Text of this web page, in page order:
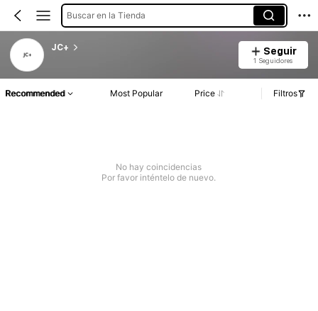
Buscar en la Tienda
JC+ Seguir
1 Seguidores
Recommended Most Popular Price Filtros
No hay coincidencias
Por favor inténtelo de nuevo.